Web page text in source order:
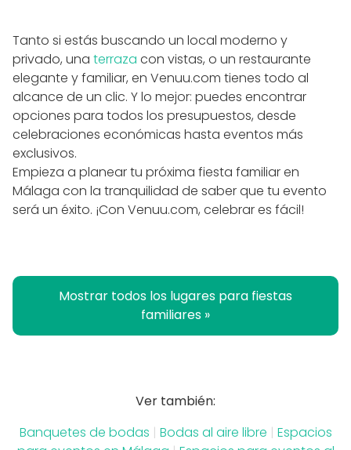
Tanto si estás buscando un local moderno y
privado, una terraza con vistas, o un restaurante
elegante y familiar, en Venuu.com tienes todo al
alcance de un clic. Y lo mejor: puedes encontrar
opciones para todos los presupuestos, desde
celebraciones económicas hasta eventos más
exclusivos.
Empieza a planear tu próxima fiesta familiar en
Málaga con la tranquilidad de saber que tu evento
será un éxito. ¡Con Venuu.com, celebrar es fácil!
Mostrar todos los lugares para fiestas
familiares »
Ver también:
Banquetes de bodas | Bodas al aire libre | Espacios